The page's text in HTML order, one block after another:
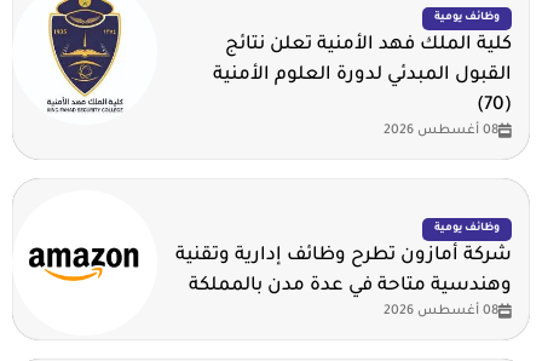
وظائف يومية
كلية الملك فهد الأمنية تعلن نتائج
القبول المبدئي لدورة العلوم الأمنية
(70)
08 أغسطس 2026
وظائف يومية
شركة أمازون تطرح وظائف إدارية وتقنية
وهندسية متاحة في عدة مدن بالمملكة
08 أغسطس 2026